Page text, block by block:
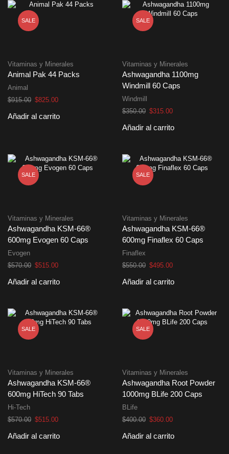
SALE
Vitaminas y Minerales
Animal Pak 44 Packs
Animal
$915.00 El
original
$825.00El
actual
Añadir al carrito
SALE
Vitaminas y Minerales
Ashwagandha 1100mg
Windmill 60 Caps
Windmill
$350.00 El
original
$315.00El
actual
Añadir al carrito
SALE
Vitaminas y Minerales
Ashwagandha KSM-66®
600mg Evogen 60 Caps
Evogen
$570.00 El
original
$515.00El
actual
Añadir al carrito
SALE
Vitaminas y Minerales
Ashwagandha KSM-66®
600mg Finaflex 60 Caps
Finaflex
$550.00 El
original
$495.00El
actual
Añadir al carrito
SALE
Vitaminas y Minerales
Ashwagandha KSM-66®
600mg HiTech 90 Tabs
Hi-Tech
$570.00 El
original
$515.00El
actual
Añadir al carrito
SALE
Vitaminas y Minerales
Ashwagandha Root Powder
1000mg BLife 200 Caps
BLife
$400.00 El
original
$360.00El
actual
Añadir al carrito